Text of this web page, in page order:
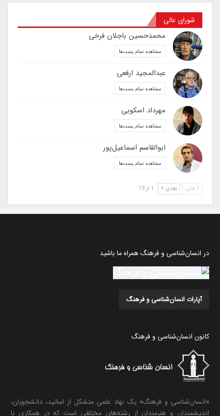
شورای عالی
محمدحسین باجلان فرخی
مشاهده تمام پست‌ها
عبدالمجید ارفعی
مشاهده تمام پست‌ها
مهرداد اسکویی
مشاهده تمام پست‌ها
ابوالقاسم اسماعیل‌پور
مشاهده تمام پست‌ها
قبلی بعدی
در انسان‌شناسی و فرهنگ همراه ما باشید
آپارات انسان‌شناسی و فرهنگ
کانون انسان‌شناسی و فرهنگ
«انسان‌شناسی و فرهنگ» یک نهاد علمی متشکل از اساتید، دانشجویان،
اندیشمندان و هنرمندان از رشته‌های مختلفی است که در همکاری با